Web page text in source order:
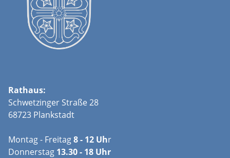
Rathaus:
Schwetzinger Straße 28
68723 Plankstadt
Montag - Freitag8 - 12 Uhr
Donnerstag 13.30 - 18 Uhr